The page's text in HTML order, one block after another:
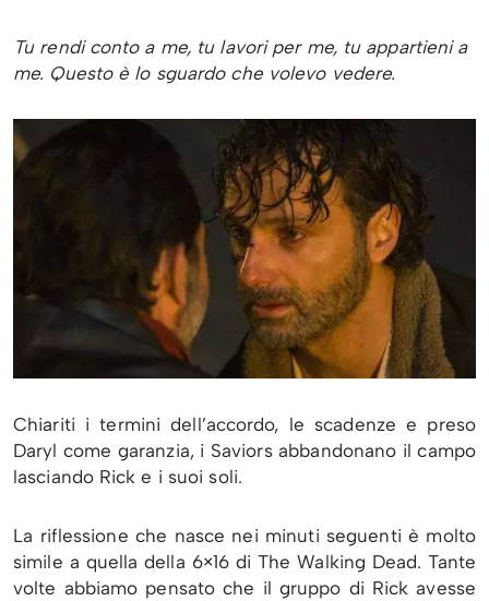
Tu rendi conto a me, tu lavori per me, tu appartieni a
me. Questo è lo sguardo che volevo vedere.
Chiariti i termini dell’accordo, le scadenze e preso
Daryl come garanzia, i Saviors abbandonano il campo
lasciando Rick e i suoi soli.
La riflessione che nasce nei minuti seguenti è molto
simile a quella della 6×16 di The Walking Dead. Tante
volte abbiamo pensato che il gruppo di Rick avesse